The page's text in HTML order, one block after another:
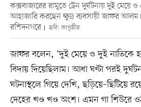
কক্সবাজারের রামুতে ট্রেন দুর্ঘটনায় দুই মেয়ে
আহাজারি করছেন ক্ষুদ্র ব্যবসায়ী জাফর
রশিদনগরে
ছবি: সংগৃহীত
জাফর বলেন, ‘দুই মেয়ে ও দুই নাতিকে
বিদায় দিয়েছিলাম। আধা ঘণ্টা পরই
ঘটনাস্থলে গিয়ে দেখি, ছড়িয়ে–ছিটিয়ে
দেহের খণ্ড খণ্ড অংশ। এমন গা শিউরে